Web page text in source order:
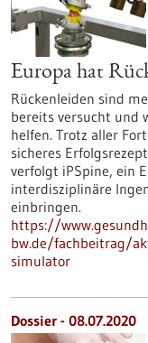
Europa hat
Rückenleiden sind
bereits versucht und
helfen. Trotz aller
sicheres
verfolgt iPSpine, ein
interdisziplinäre
einbringen.
https://
bw.de/fachbeitrag/
simulator
Dossier - 08.07.2020